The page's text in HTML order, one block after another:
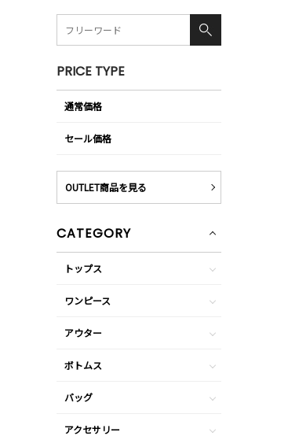
PRICE TYPE
通常価格
セール価格
OUTLET商品を見る
CATEGORY
トップス
ワンピース
アウター
ボトムス
バッグ
アクセサリー